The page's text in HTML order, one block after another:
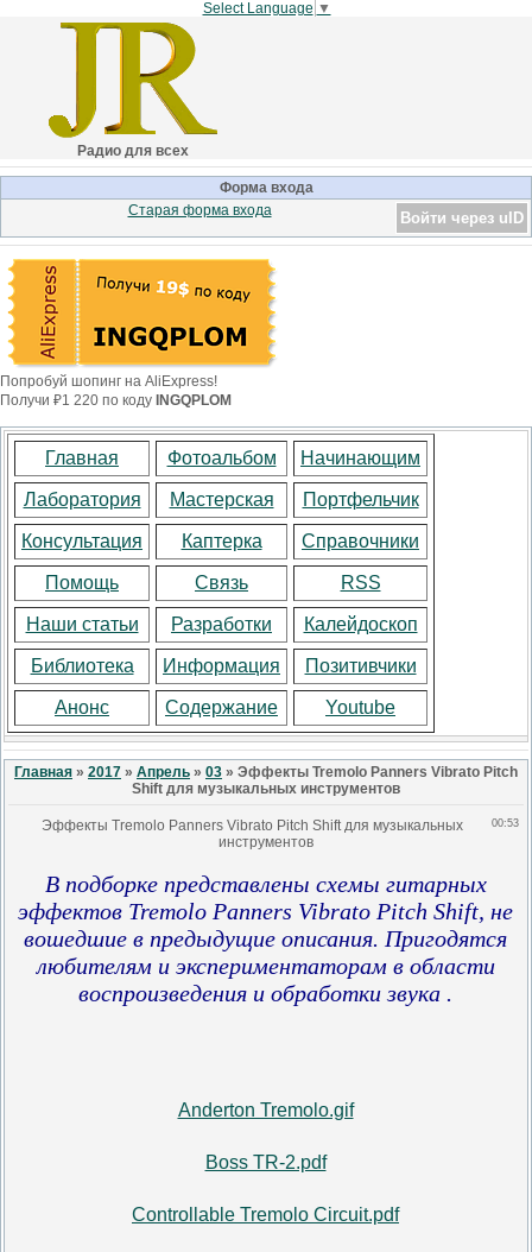
Select Language ▼
Радио для всех
Форма входа
Войти через uID
Старая форма входа
Попробуй шопинг на AliExpress!
Получи ₽1 220 по коду INGQPLOM
Главная Фотоальбом Начинающим
Лаборатория Мастерская Портфельчик
Консультация Каптерка Справочники
Помощь Связь RSS
Наши статьи Разработки Калейдоскоп
Библиотека Информация Позитивчики
Анонс Содержание Youtube
Главная » 2017 » Апрель » 03 » Эффекты Tremolo Panners Vibrato Pitch
Shift для музыкальных инструментов
00:53
Эффекты Tremolo Panners Vibrato Pitch Shift для музыкальных
инструментов
В подборке представлены схемы гитарных
эффектов Tremolo Panners Vibrato Pitch Shift, не
вошедшие в предыдущие описания. Пригодятся
любителям и экспериментаторам в области
воспроизведения и обработки звука .
Anderton Tremolo.gif
Boss TR-2.pdf
Controllable Tremolo Circuit.pdf